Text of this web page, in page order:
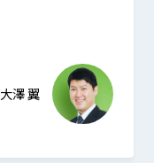
澤 翼